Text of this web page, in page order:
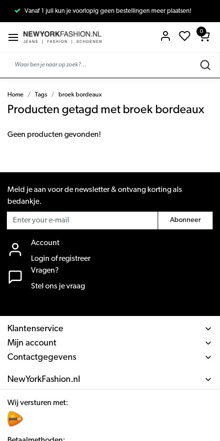
Vanaf 1 juli kun je voorlopig geen bestellingen meer plaatsen!
0
Home Tags broek bordeaux
Producten getagd met broek bordeaux
Geen producten gevonden!
Meld je aan voor de newsletter & ontvang korting als
bedankje.
Abonneer
Account
Login of registreer
Vragen?
Stel ons je vraag
Klantenservice
Mijn account
Contactgegevens
NewYorkFashion.nl
Wij versturen met: